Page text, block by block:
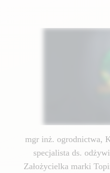
mgr inż. ogrodnictwa,
specjalista ds.
Założycielka marki